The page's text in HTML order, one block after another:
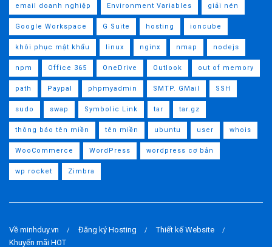
email doanh nghiệp Environment Variables giải nén
Google Workspace G Suite hosting ioncube
khôi phục mật khẩu linux nginx nmap nodejs
npm Office 365 OneDrive Outlook out of memory
path Paypal phpmyadmin SMTP. GMail SSH
sudo swap Symbolic Link tar tar.gz
thông báo tên miền tên miền ubuntu user whois
WooCommerce WordPress wordpress cơ bản
wp rocket Zimbra
Về minhduy.vn Đăng ký Hosting
Thiết kế Website
Khuyến mãi HOT